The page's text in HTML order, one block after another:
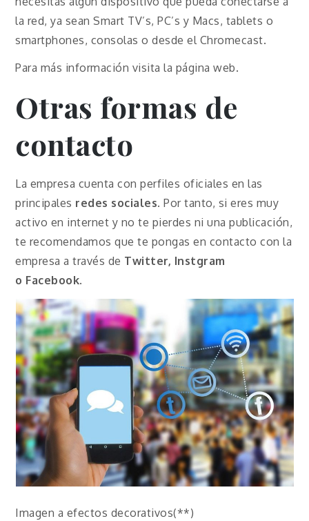
la red, ya sean Smart TV’s, PC’s y Macs, tablets o
smartphones, consolas o desde el Chromecast.
Para más información visita la página web.
Otras formas de
contacto
La empresa cuenta con perfiles oficiales en las
principales redes sociales. Por tanto, si eres muy
activo en internet y no te pierdes ni una publicación,
te recomendamos que te pongas en contacto con la
empresa a través de Twitter, Instgram
o Facebook.
Imagen a efectos decorativos(**)